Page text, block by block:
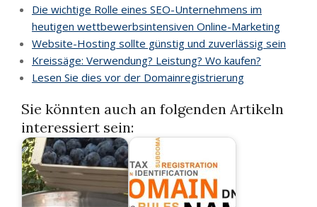
Die wichtige Rolle eines SEO-Unternehmens im
heutigen wettbewerbsintensiven Online-Marketing
Website-Hosting sollte günstig und zuverlässig sein
Kreissäge: Verwendung? Leistung? Wo kaufen?
Lesen Sie dies vor der Domainregistrierung
Sie könnten auch an folgenden Artikeln
interessiert sein: